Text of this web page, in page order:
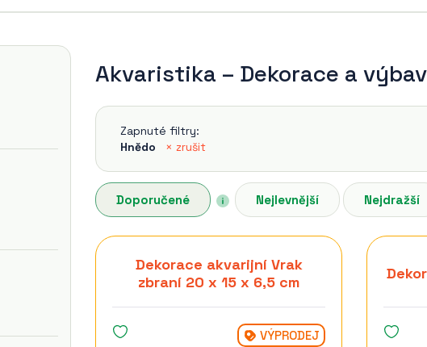
Akvaristika – Dekorace a
Zapnuté filtry:
Hnědo
× zrušit
Doporučené Nejlevnější Nejdražší
Dekorace akvarijní Vrak
zbraní 20 x 15 x 6,5 cm
VÝPRODEJ